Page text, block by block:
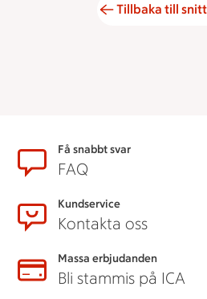
Tillbaka till
SidfotFå snabbt svar
FAQ
Kundservice
Kontakta oss
Massa erbjudanden
Bli stammis på ICA